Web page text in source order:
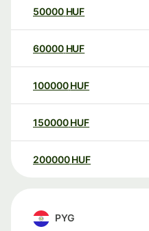
50000 HUF
60000 HUF
100000 HUF
150000 HUF
200000 HUF
PYG